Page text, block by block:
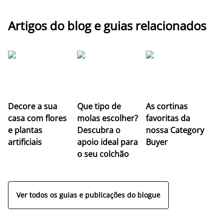
Artigos do blog e guias relacionados
Decore a sua
casa com flores
e plantas
artificiais
Que tipo de
molas escolher?
Descubra o
apoio ideal para
o seu colchão
As cortinas
favoritas da
nossa Category
Buyer
Ver todos os guias e publicações do blogue